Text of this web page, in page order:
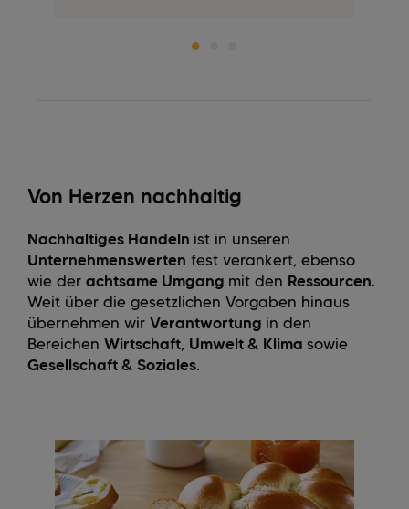
Von Herzen nachhaltig
Nachhaltiges Handeln ist in unseren
Unternehmenswerten fest verankert, ebenso
wie der achtsame Umgang mit den Ressourcen.
Weit über die gesetzlichen Vorgaben hinaus
übernehmen wir Verantwortung in den
Bereichen Wirtschaft, Umwelt & Klima sowie
Gesellschaft & Soziales.